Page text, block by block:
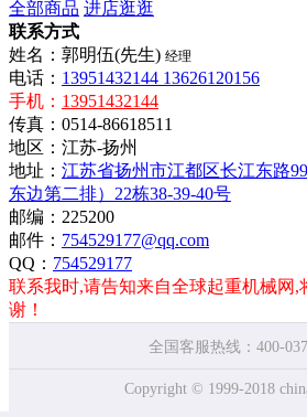
全部商品 进店逛逛
联系方式
姓名：郭明伍(先生) 经理
电话： 13951432144 13626120156
手机： 13951432144
传真：0514-86618511
地区：江苏-扬州
地址： 江苏省扬州市江都区长江东路
东边第二排）22栋38-39-40号
邮编：225200
邮件： 754529177@qq.com
QQ： 754529177
联系我时,请告知来自全球起重机械网,
谢！
全国客服热线：400-
Copyright © 1999-2018